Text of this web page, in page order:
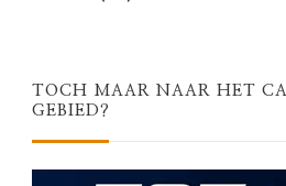
TOCH MAAR NAAR HET
GEBIED?